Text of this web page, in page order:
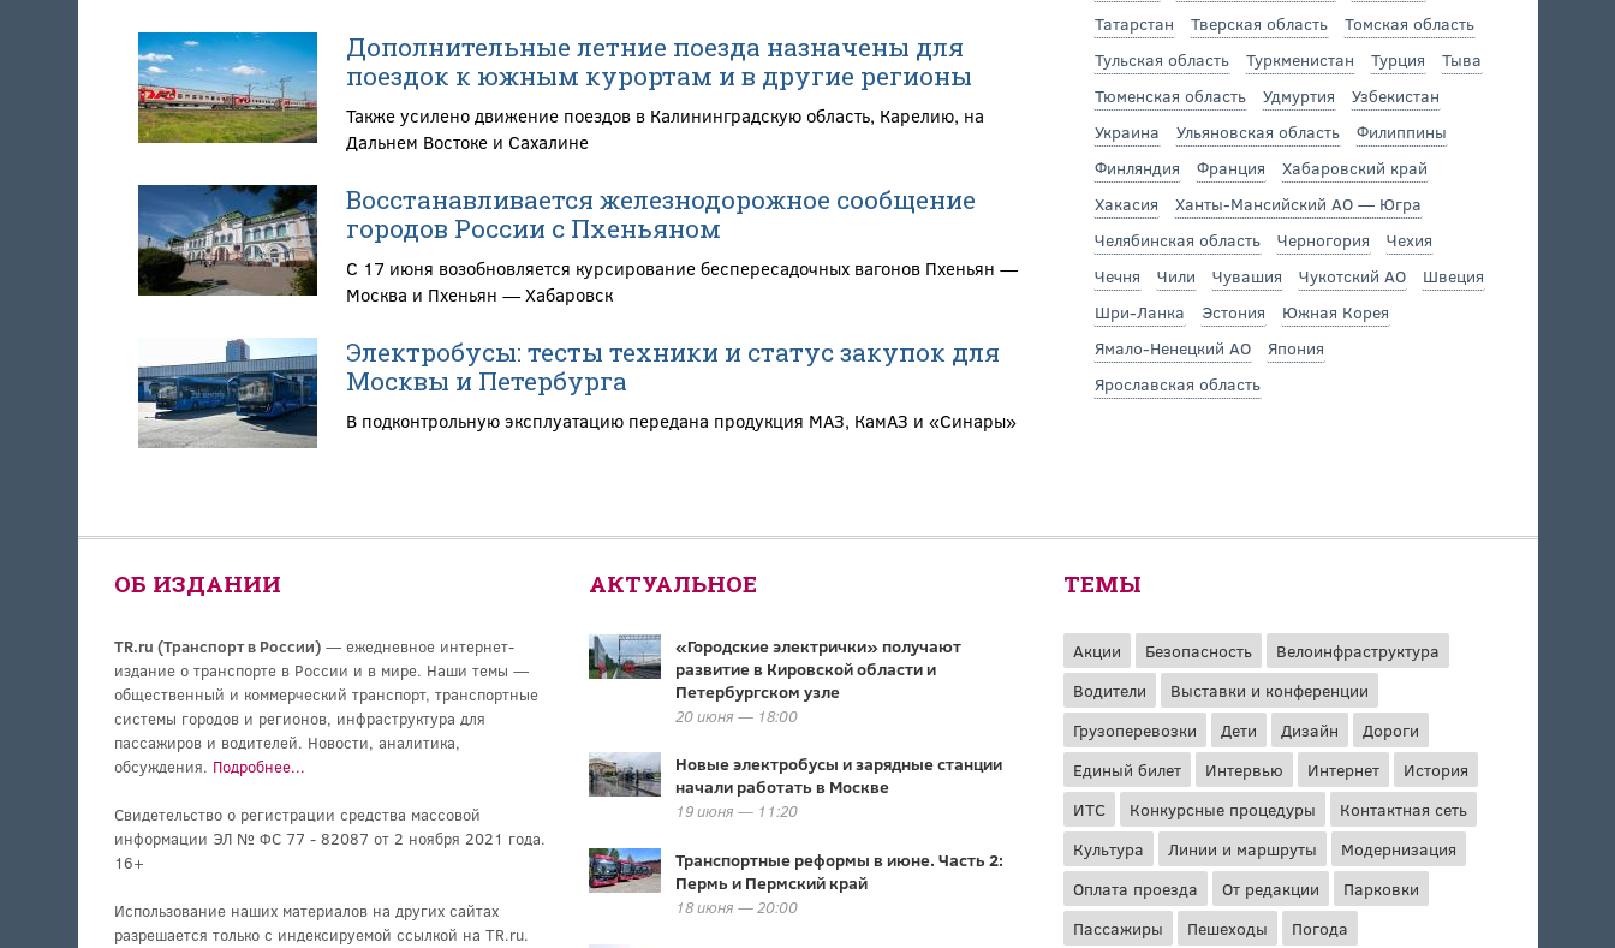
Дополнительные летние поезда назначены для
поездок к южным курортам и в другие регионы
Также усилено движение поездов в Калининградскую область, Карелию, на
Дальнем Востоке и Сахалине
Восстанавливается железнодорожное сообщение
городов России с Пхеньяном
С 17 июня возобновляется курсирование беспересадочных вагонов Пхеньян —
Москва и Пхеньян — Хабаровск
Электробусы: тесты техники и статус закупок для
Москвы и Петербурга
В подконтрольную эксплуатацию передана продукция МАЗ, КамАЗ и «Синары»
Татарстан
Тверская область
Томская область
Тульская область
Туркменистан Турция
Тыва
Тюменская область
Удмуртия
Узбекистан
Украина
Ульяновская область
Филиппины
Финляндия
Франция
Хабаровский край
Хакасия
Ханты-Мансийский АО — Югра
Челябинская область
Черногория
Чехия
Чечня
Чили Чувашия Чукотский АО
Швеция
Шри-Ланка
Эстония
Южная Корея
Ямало-Ненецкий АО
Япония
Ярославская область
ОБ ИЗДАНИИ
TR.ru (Транспорт в России)— ежедневное интернет-
издание о транспорте в России и в мире. Наши темы —
общественный и коммерческий транспорт, транспортные
системы городов и регионов, инфраструктура для
пассажиров и водителей. Новости, аналитика,
обсуждения. Подробнее...
Свидетельство о регистрации средства массовой
информации ЭЛ № ФС 77 - 82087 от 2 ноября 2021 года.
16+
Использование наших материалов на других сайтах
разрешается только с индексируемой ссылкой на TR.ru.
АКТУАЛЬНОЕ
«Городские электрички» получают
развитие в Кировской области и
Петербургском узле
20 июня — 18:00
Новые электробусы и зарядные станции
начали работать в Москве
19 июня — 11:20
Транспортные реформы в июне. Часть 2:
Пермь и Пермский край
18 июня — 20:00
ТЕМЫ
Акции Безопасность
Велоинфраструктура
Водители
Выставки и конференции
Грузоперевозки
Дети Дизайн
Дороги
Единый билет
Интервью Интернет
История
ИТС
Конкурсные процедуры
Контактная сеть
Культура
Линии и маршруты
Модернизация
Оплата проезда
От редакции
Парковки
Пассажиры
Пешеходы Погода